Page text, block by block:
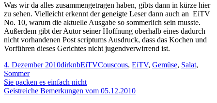
Was wir da alles zusammengetragen haben, gibts dann in kürze hier
zu sehen. Vielleicht erkennt der geneigte Leser dann auch an EiTV
No. 10, warum die aktuelle Ausgabe so sommerlich sein musste.
Außerdem gibt der Autor seiner Hoffnung oberhalb eines dadurch
nicht vorhandenen Post scriptums Ausdruck, dass das Kochen und
Vorführen dieses Gerichtes nicht jugendverwirrend ist.
Veröffentlicht
am
4. Dezember 2010Autor
dirknbKategorien
EiTVSchlagwörter
Couscous, EiTV, Gemüse, Salat,
Sommer
Beitragsnavigation
Vorheriger
Beitrag:
Sie packen es einfach nicht
Nächster
Geistreiche Bemerkungen vom 05.12.2010